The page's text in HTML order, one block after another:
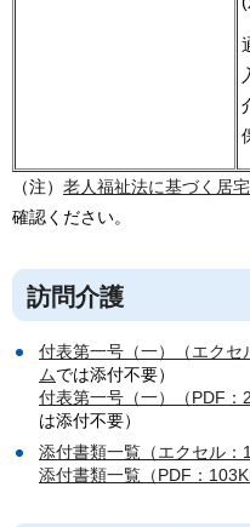
（注） 老人福祉法に基づく居
確認ください。
訪問介護
付表第一号（一）（エクセ
ムでは添付不要）
付表第一号（一）（PDF：
は添付不要）
添付書類一覧（エクセル：
添付書類一覧（PDF：